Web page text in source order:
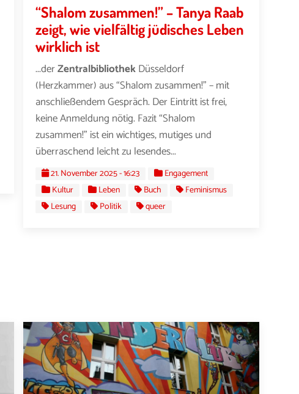
“Shalom zusammen!” – Tanya Raab
zeigt, wie vielfältig jüdisches Leben
wirklich ist
...derZentralbibliothekDüsseldorf
(Herzkammer) aus “Shalom zusammen!” – mit
anschließendem Gespräch. Der Eintritt ist frei,
keine Anmeldung nötig. Fazit “Shalom
zusammen!” ist ein wichtiges, mutiges und
überraschend leicht zu lesendes...
21. November 2025 - 16:23
Engagement
Kultur
Leben Buch
Feminismus
Lesung
Politik queer